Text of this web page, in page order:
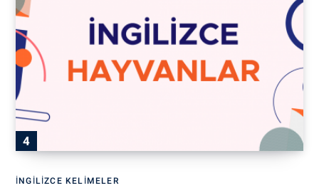
İNGILIZCE KELIMELER